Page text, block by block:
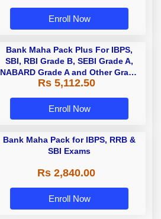
Enroll Now
Bank Maha Pack Plus For IBPS,
SBI, RBI Grade B, SEBI Grade A,
NABARD Grade A and Other Grade
A & Grade B Bank Exams
Rs 5,112.50
Enroll Now
Bank Maha Pack for IBPS, RRB &
SBI Exams
Rs 2,840.00
Enroll Now